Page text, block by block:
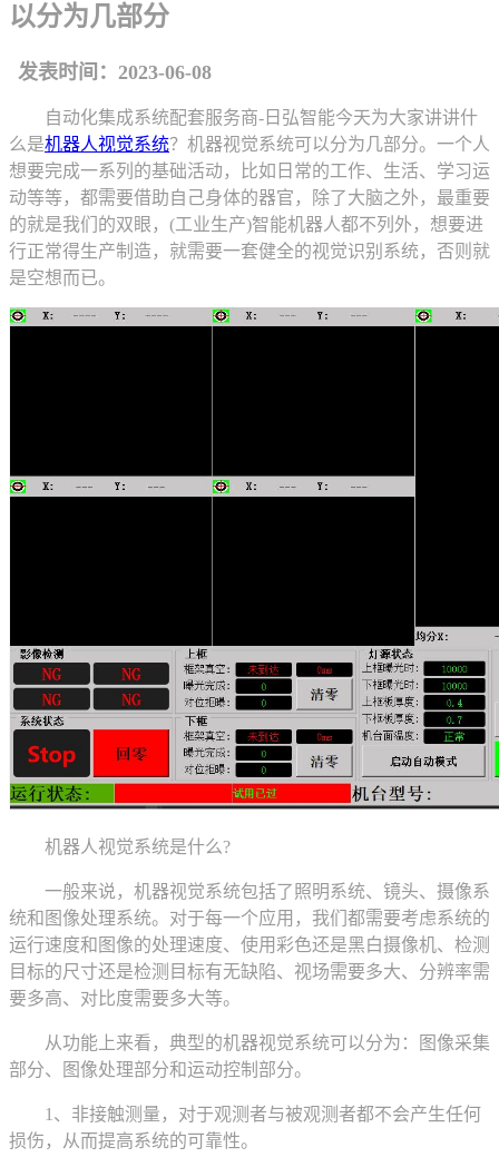
以分为几部分
发表时间：2023-06-08
自动化集成系统配套服务商-日弘智能今天为大家讲讲什
么是机器人视觉系统？机器视觉系统可以分为几部分。一个人
想要完成一系列的基础活动，比如日常的工作、生活、学习运
动等等，都需要借助自己身体的器官，除了大脑之外，最重要
的就是我们的双眼，(工业生产)智能机器人都不列外，想要进
行正常得生产制造，就需要一套健全的视觉识别系统，否则就
是空想而已。
机器人视觉系统是什么?
一般来说，机器视觉系统包括了照明系统、镜头、摄像系
统和图像处理系统。对于每一个应用，我们都需要考虑系统的
运行速度和图像的处理速度、使用彩色还是黑白摄像机、检测
目标的尺寸还是检测目标有无缺陷、视场需要多大、分辨率需
要多高、对比度需要多大等。
从功能上来看，典型的机器视觉系统可以分为：图像采集
部分、图像处理部分和运动控制部分。
1、非接触测量，对于观测者与被观测者都不会产生任何
损伤，从而提高系统的可靠性。